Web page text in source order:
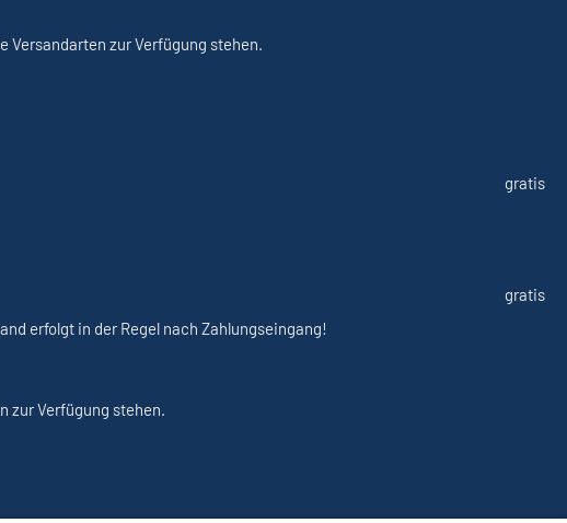
Versandarten zur Verfügung stehen.
gratis
gratis
erfolgt in der Regel nach Zahlungseingang!
zur Verfügung stehen.